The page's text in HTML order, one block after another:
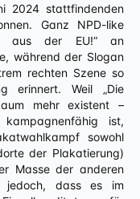
2024 stattfindenden
Ganz NPD-like
aus der EU!“ an
während der Slogan
rechten Szene so
erinnert. Weil „Die
mehr existent –
ist,
sowohl
der Plakatierung)
Masse der anderen
jedoch, dass es im